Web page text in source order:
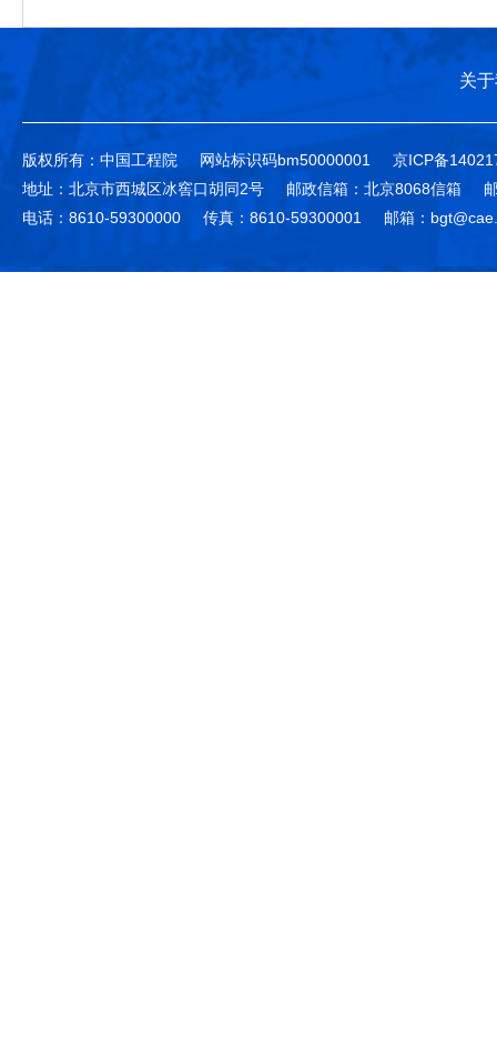
关
版权所有：中国工程院 网站标识码bm50000001
京ICP备
地址：北京市西城区冰窖口胡同2号
邮政信箱：北京8068信箱
电话：8610-59300000
传真：8610-59300001 邮箱：